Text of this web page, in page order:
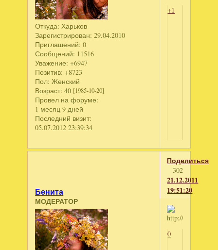
Откуда: Харьков
Зарегистрирован: 29.04.2010
Приглашений: 0
Сообщений: 11516
Уважение: +6947
Позитив: +8723
Пол: Женский
Возраст: 40 [1985-10-20]
Провел на форуме:
1 месяц 9 дней
Последний визит:
05.07.2012 23:39:34
+1
Поделиться
302
21.12.2011
19:51:20
Бенита
МОДЕРАТОР
0